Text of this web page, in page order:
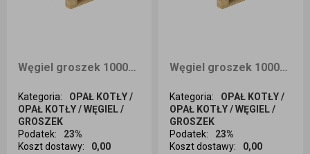
Węgiel groszek 1000kg EXTRA PREMIUM + z Kolumbii dostawa Opole i okolice
Kategoria:
OPAŁ KOTŁY /
OPAŁ KOTŁY / WĘGIEL /
GROSZEK
Podatek:
23%
Koszt dostawy: 0,00
Ilość sztuk
Węgiel groszek 1000kg EXTRA PREMIUM + z Kolumbii dostawa Kraków i okolice
Kategoria:
OPAŁ KOTŁY /
OPAŁ KOTŁY / WĘGIEL /
GROSZEK
Podatek:
23%
Koszt dostawy: 0,00
Ilość sztuk